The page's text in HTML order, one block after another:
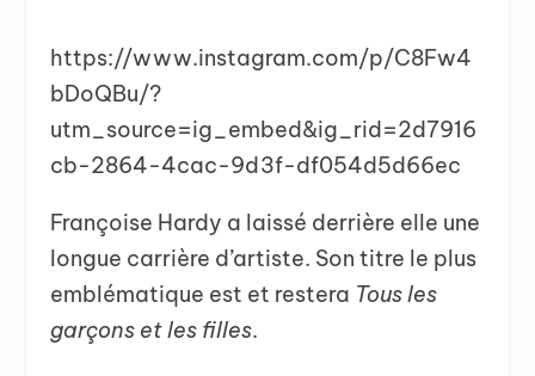
https://www.instagram.com/p/C8Fw4
bDoQBu/?
utm_source=ig_embed&ig_rid=2d7916
cb-2864-4cac-9d3f-df054d5d66ec
Françoise Hardy a laissé derrière elle une
longue carrière d’artiste. Son titre le plus
emblématique est et restera Tous les
garçons et les filles.